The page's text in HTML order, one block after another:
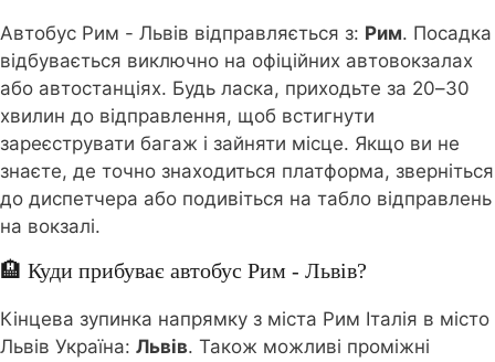
Автобус Рим - Львів відправляється з: Рим. Посадка
відбувається виключно на офіційних автовокзалах
або автостанціях. Будь ласка, приходьте за 20–30
хвилин до відправлення, щоб встигнути
зареєструвати багаж і зайняти місце. Якщо ви не
знаєте, де точно знаходиться платформа, зверніться
до диспетчера або подивіться на табло відправлень
на вокзалі.
🏨 Куди прибуває автобус Рим - Львів?
Кінцева зупинка напрямку з міста Рим Італія в місто
Львів Україна: Львів. Також можливі проміжні